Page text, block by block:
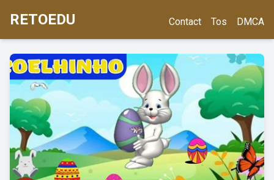
RETOEDU Contact Tos DMCA